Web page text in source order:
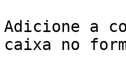
Adicione a
caixa no